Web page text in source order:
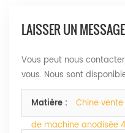
LAISSER UN MESSAGE
Vous peut nous
vous. Nous sont
Téléphone.
Matière :
Chine
de machine anodisée